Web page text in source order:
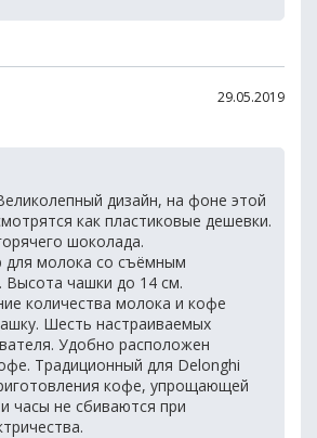
29.05.2019
дизайн, на фоне этой
как пластиковые дешевки.
шоколада.
для молока со съёмным
Высота чашки до 14 см.
количества молока и кофе
Шесть настраиваемых
Удобно расположен
Традиционный для Delonghi
кофе, упрощающей
часы не сбиваются при